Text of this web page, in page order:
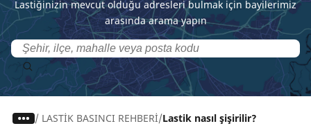
Lastiğinizin mevcut olduğu adresleri bulmak için bayilerimiz
arasında arama yapın
/ LASTİK BASINCI REHBERİ Lastik nasıl şişirilir?